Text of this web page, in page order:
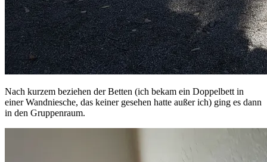
Nach kurzem beziehen der Betten (ich bekam ein Doppelbett in
einer Wandniesche, das keiner gesehen hatte außer ich) ging es dann
in den Gruppenraum.